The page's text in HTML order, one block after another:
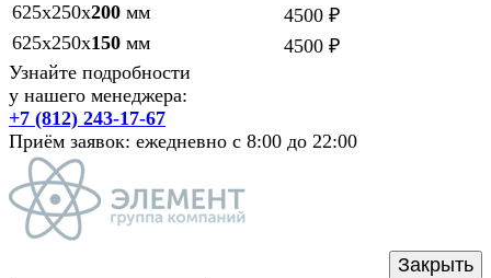
625х250х200 мм
4500 ₽
625х250х150 мм
4500 ₽
Узнайте подробности
у нашего менеджера:
+7 (812) 243-17-67
Приём заявок: ежедневно с 8:00 до 22:00
Закрыть